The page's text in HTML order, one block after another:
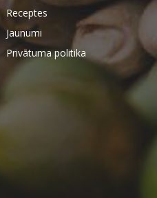
Receptes
Jaunumi
Privātuma politika